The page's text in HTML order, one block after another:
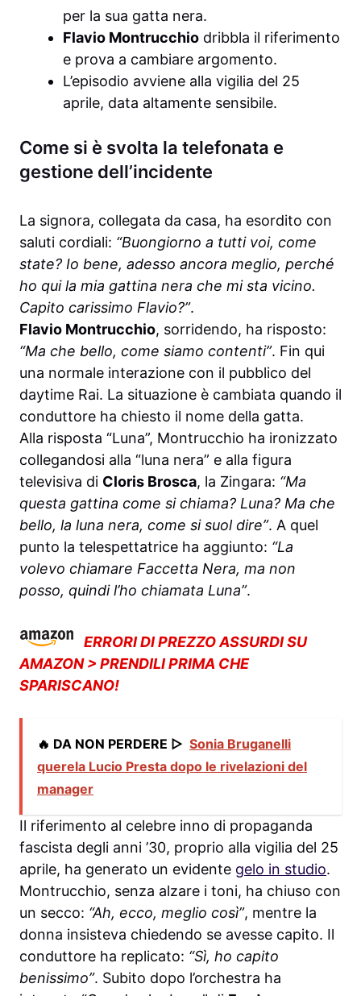
per la sua gatta nera.
Flavio Montrucchio dribbla il riferimento
e prova a cambiare argomento.
L’episodio avviene alla vigilia del 25
aprile, data altamente sensibile.
Come si è svolta la telefonata e
gestione dell’incidente
La signora, collegata da casa, ha esordito con
saluti cordiali: “Buongiorno a tutti voi, come
state? Io bene, adesso ancora meglio, perché
ho qui la mia gattina nera che mi sta vicino.
Capito carissimo Flavio?”.
Flavio Montrucchio, sorridendo, ha risposto:
“Ma che bello, come siamo contenti”. Fin qui
una normale interazione con il pubblico del
daytime Rai. La situazione è cambiata quando il
conduttore ha chiesto il nome della gatta.
Alla risposta “Luna”, Montrucchio ha ironizzato
collegandosi alla “luna nera” e alla figura
televisiva di Cloris Brosca, la Zingara: “Ma
questa gattina come si chiama? Luna? Ma che
bello, la luna nera, come si suol dire”. A quel
punto la telespettatrice ha aggiunto: “La
volevo chiamare Faccetta Nera, ma non
posso, quindi l’ho chiamata Luna”.
ERRORI DI PREZZO ASSURDI SU
AMAZON > PRENDILI PRIMA CHE
SPARISCANO!
🔥 DA NON PERDERE ▷ Sonia Bruganelli
querela Lucio Presta dopo le rivelazioni del
manager
Il riferimento al celebre inno di propaganda
fascista degli anni ’30, proprio alla vigilia del 25
aprile, ha generato un evidente gelo in studio.
Montrucchio, senza alzare i toni, ha chiuso con
un secco: “Ah, ecco, meglio così”, mentre la
donna insisteva chiedendo se avesse capito. Il
conduttore ha replicato: “Sì, ho capito
benissimo”. Subito dopo l’orchestra ha